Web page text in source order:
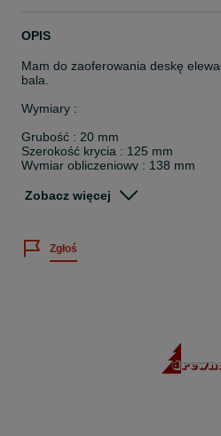
OPIS
Mam do zaoferowania deskę
bala.
Wymiary :
Grubość : 20 mm
Szerokość krycia : 125 mm
Wymiar obliczeniowy : 138 mm
www.drewnomark.pl
Zobacz więcej
Zgłoś